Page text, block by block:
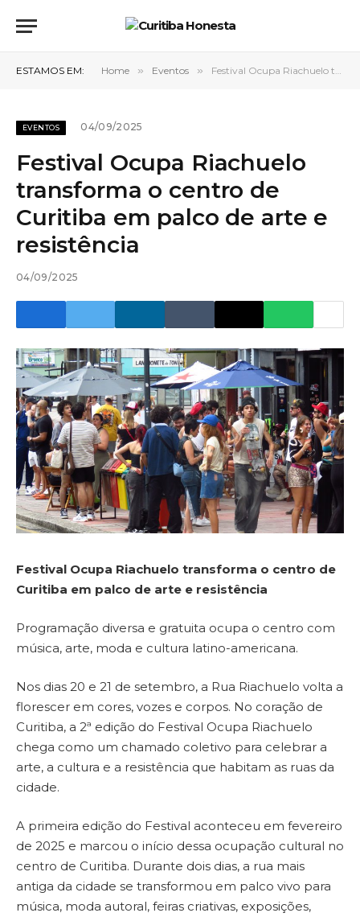
ESTAMOS EM: Home » Eventos » Festival Ocupa Riachuelo transforma o centro de Curitiba em palco de arte e resistência
EVENTOS 04/09/2025
Festival Ocupa Riachuelo
transforma o centro de
Curitiba em palco de arte e
resistência
04/09/2025
Festival Ocupa Riachuelo transforma o centro de
Curitiba em palco de arte e resistência
Programação diversa e gratuita ocupa o centro com
música, arte, moda e cultura latino-americana.
Nos dias 20 e 21 de setembro, a Rua Riachuelo volta a
florescer em cores, vozes e corpos. No coração de
Curitiba, a 2ª edição do Festival Ocupa Riachuelo
chega como um chamado coletivo para celebrar a
arte, a cultura e a resistência que habitam as ruas da
cidade.
A primeira edição do Festival aconteceu em fevereiro
de 2025 e marcou o início dessa ocupação cultural no
centro de Curitiba. Durante dois dias, a rua mais
antiga da cidade se transformou em palco vivo para
música, moda autoral, feiras criativas, exposições,